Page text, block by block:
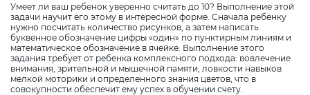
Умеет ли ваш ребенок уверенно считать до 10? Выполнение этой
задачи научит его этому в интересной форме. Сначала ребенку
нужно посчитать количество рисунков, а затем написать
буквенное обозначение цифры «один» по пунктирным линиям и
математическое обозначение в ячейке. Выполнение этого
задания требует от ребенка комплексного подхода: вовлечение
внимания, зрительной и мышечной памяти, ловкости навыков
мелкой моторики и определенного знания цветов, что в
совокупности обеспечит ему успех в обучении счету.